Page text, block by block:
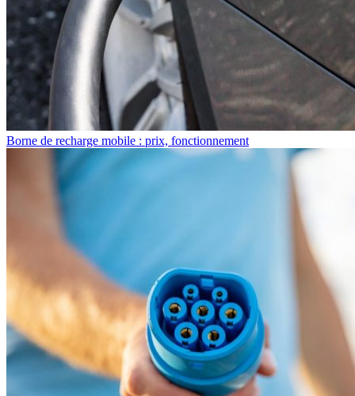
Borne de recharge mobile : prix, fonctionnement